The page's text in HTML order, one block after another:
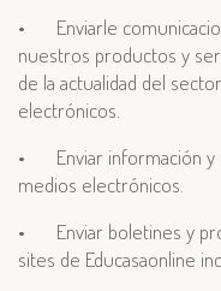
•
Enviarle
nuestros productos y
de la actualidad del
electrónicos.
•
Enviar información
medios electrónicos.
•
Enviar boletines y
sites de Educasaonline